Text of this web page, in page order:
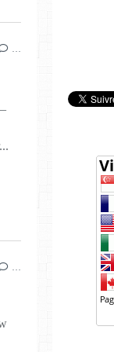
…
…